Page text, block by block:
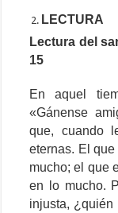
LECTURA
Lectura del
15
En aquel
«Gánense
que, cuando
eternas. El
mucho; el que
en lo mucho.
injusta, ¿quién